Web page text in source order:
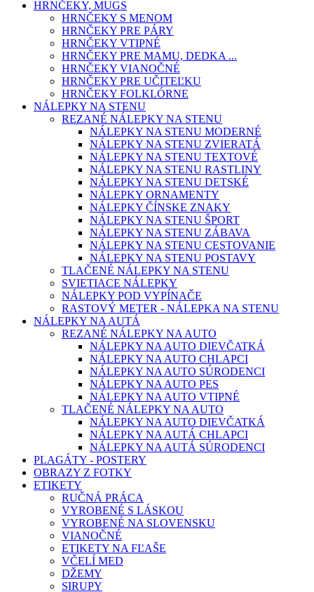
HRNČEKY, MUGS
HRNČEKY S MENOM
HRNČEKY PRE PÁRY
HRNČEKY VTIPNÉ
HRNČEKY PRE MAMU, DEDKA ...
HRNČEKY VIANOČNÉ
HRNČEKY PRE UČITEĽKU
HRNČEKY FOLKLÓRNE
NÁLEPKY NA STENU
REZANÉ NÁLEPKY NA STENU
NÁLEPKY NA STENU MODERNÉ
NÁLEPKY NA STENU ZVIERATÁ
NÁLEPKY NA STENU TEXTOVÉ
NÁLEPKY NA STENU RASTLINY
NÁLEPKY NA STENU DETSKÉ
NÁLEPKY ORNAMENTY
NÁLEPKY ČÍNSKE ZNAKY
NÁLEPKY NA STENU ŠPORT
NÁLEPKY NA STENU ZÁBAVA
NÁLEPKY NA STENU CESTOVANIE
NÁLEPKY NA STENU POSTAVY
TLAČENÉ NÁLEPKY NA STENU
SVIETIACE NÁLEPKY
NÁLEPKY POD VYPÍNAČE
RASTOVÝ METER - NÁLEPKA NA STENU
NÁLEPKY NA AUTÁ
REZANÉ NÁLEPKY NA AUTO
NÁLEPKY NA AUTO DIEVČATKÁ
NÁLEPKY NA AUTO CHLAPCI
NÁLEPKY NA AUTO SÚRODENCI
NÁLEPKY NA AUTO PES
NÁLEPKY NA AUTO VTIPNÉ
TLAČENÉ NÁLEPKY NA AUTO
NÁLEPKY NA AUTO DIEVČATKÁ
NÁLEPKY NA AUTÁ CHLAPCI
NÁLEPKY NA AUTÁ SÚRODENCI
PLAGÁTY - POSTERY
OBRAZY Z FOTKY
ETIKETY
RUČNÁ PRÁCA
VYROBENÉ S LÁSKOU
VYROBENÉ NA SLOVENSKU
VIANOČNÉ
ETIKETY NA FĽAŠE
VČELÍ MED
DŽEMY
SIRUPY